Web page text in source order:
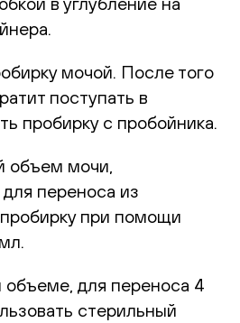
мочой. После того
поступать в
пробирку с пробойника.
объем мочи,
переноса из
при помощи
для переноса 4
стерильный